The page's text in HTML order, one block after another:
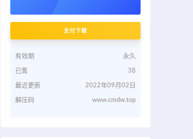
支付下载
有效期 永久
已售 38
最近更新 2022年09月02日
解压码 www.cmdw.top